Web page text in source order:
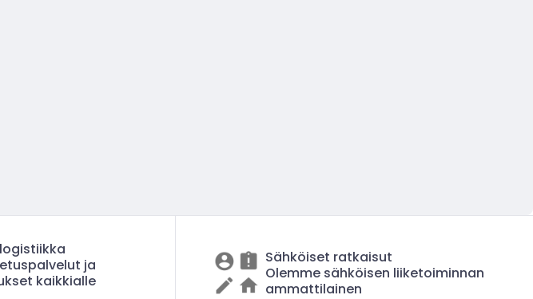
ja
kaikkialle
Sähköiset ratkaisut
Olemme sähköisen liiketoiminnan
ammattilainen